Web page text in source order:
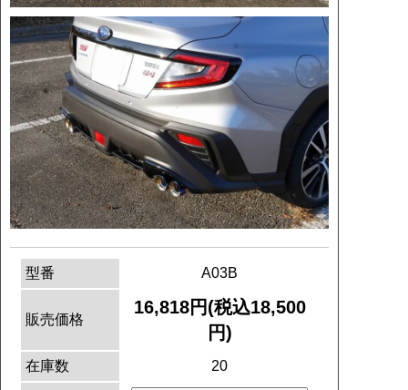
型番 A03B
販売価格
16,818円(税込18,500
円)
在庫数 20